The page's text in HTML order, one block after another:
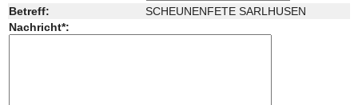
Betreff:
SCHEUNENFETE SARLHUSEN
Nachricht*: